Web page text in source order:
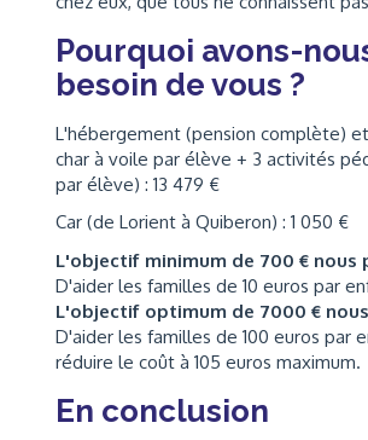
Pourquoi avons-
besoin de vous ?
L'hébergement (pension complète)
char à voile par élève + 3 activités
par élève) : 13 479 €
Car (de Lorient à Quiberon) : 1 050 €
L'objectif minimum de 700 € nous
D'aider les familles de 10 euros par
L'objectif optimum de 7000 €
D'aider les familles de 100 euros par
réduire le coût à 105 euros maximum.
En conclusion